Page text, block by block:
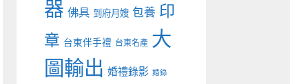
器 佛具 到府月嫂 包養 印
章 台東伴手禮 台東名產 大
圖輸出 婚禮錄影 婚錄